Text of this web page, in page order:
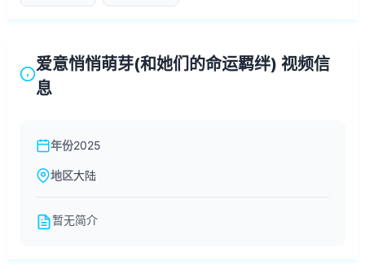
爱意悄悄萌芽(和她们的命运羁绊) 视频信
息
年份2025
地区大陆
暂无简介